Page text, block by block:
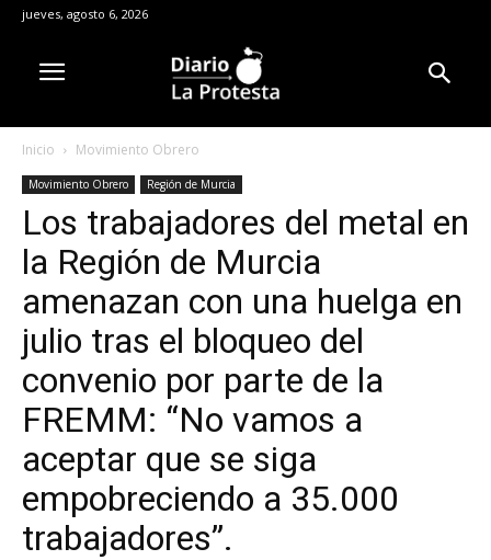
jueves, agosto 6, 2026
Inicio Movimiento Obrero
Movimiento Obrero Región de Murcia
Los trabajadores del metal en
la Región de Murcia
amenazan con una huelga en
julio tras el bloqueo del
convenio por parte de la
FREMM: “No vamos a
aceptar que se siga
empobreciendo a 35.000
trabajadores”.